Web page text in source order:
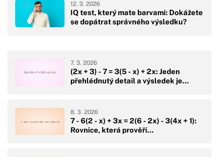
IQ test, který mate barvami: Dokážete
se dopátrat správného výsledku?
12. 3. 2026
(2x + 3) - 7 = 3(5 - x) + 2x: Jeden
přehlédnutý detail a výsledek je…
7. 3. 2026
7 - 6(2 - x) + 3x = 2(6 - 2x) - 3(4x + 1):
Rovnice, která prověří…
8. 3. 2026